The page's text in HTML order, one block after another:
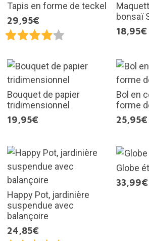
Tapis en forme de teckel
29,95€
bonsaï
18,95€
Bouquet de papier
tridimensionnel
19,95€
Bol en
forme
25,95€
Happy Pot, jardinière
suspendue avec
balançoire
24,85€
Globe
33,99€